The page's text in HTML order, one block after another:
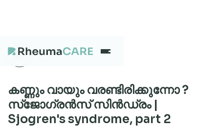
What we treat
Our Centres
കണ്ണും വായും വരണ്ടിരിക്കുന്നോ ?
സ്‌ജോഗ്രൻസ് സിൻഡ്രം |
Sjogren's syndrome, part 2